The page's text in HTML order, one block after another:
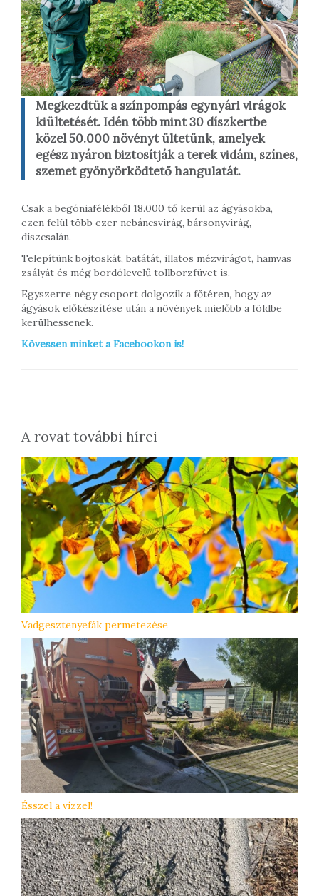
Megkezdtük a színpompás egynyári virágok
kiültetését. Idén több mint 30 díszkertbe
közel 50.000 növényt ültetünk, amelyek
egész nyáron biztosítják a terek vidám, színes,
szemet gyönyörködtető hangulatát.
Csak a begóniafélékből 18.000 tő kerül az ágyásokba,
ezen felül több ezer nebáncsvirág, bársonyvirág,
díszcsalán.
Telepítünk bojtoskát, batátát, illatos mézvirágot, hamvas
zsályát és még bordólevelű tollborzfüvet is.
Egyszerre négy csoport dolgozik a főtéren, hogy az
ágyások előkészítése után a növények mielőbb a földbe
kerülhessenek.
Kövessen minket a Facebookon is!
A rovat további hírei
Vadgesztenyefák permetezése
Ésszel a vízzel!